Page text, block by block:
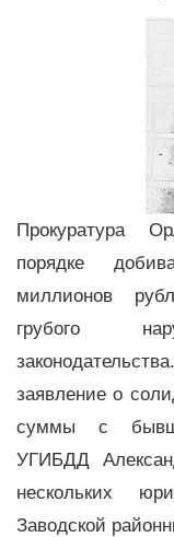
Прокуратура
порядке
миллионов
грубого
заявление о
суммы с
УГИБДД
нескольких
Заводской